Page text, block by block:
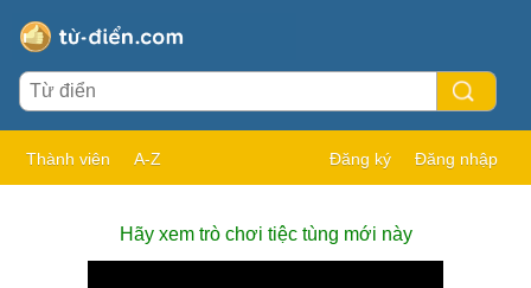
Thành viên A-Z Đăng ký Đăng nhập
Hãy xem trò chơi tiệc tùng mới này